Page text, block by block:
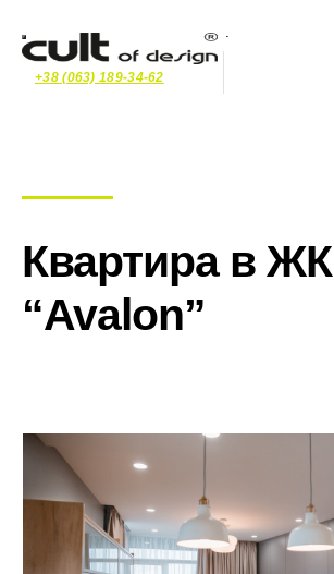
+38 (063) 189-34-62
Квартира в ЖК
“Avalon”